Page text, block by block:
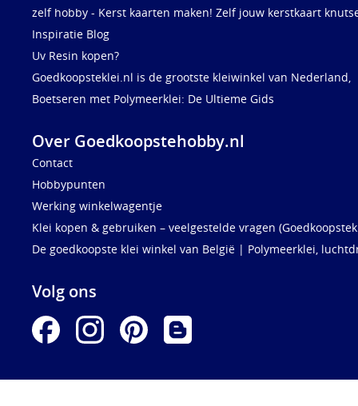
zelf hobby - Kerst kaarten maken! Zelf jouw kerstkaart
Inspiratie Blog
Uv Resin kopen?
Goedkoopsteklei.nl is de grootste kleiwinkel van Nederland,
Boetseren met Polymeerklei: De Ultieme Gids
Over Goedkoopstehobby.nl
Contact
Hobbypunten
Werking winkelwagentje
Klei kopen & gebruiken – veelgestelde vragen
De goedkoopste klei winkel van België | Polymeerklei,
Volg ons